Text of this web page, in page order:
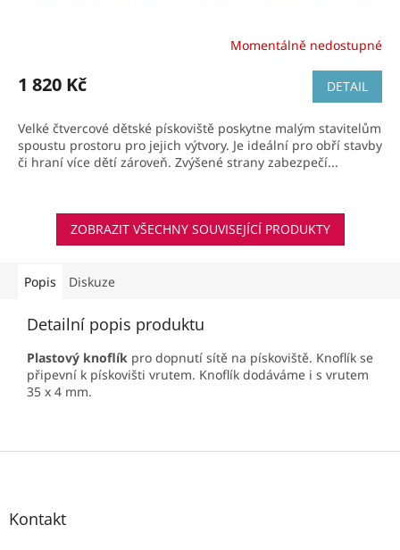
Momentálně nedostupné
1 820 Kč DETAIL
Velké čtvercové dětské pískoviště poskytne malým stavitelům
spoustu prostoru pro jejich výtvory. Je ideální pro obří stavby
či hraní více dětí zároveň. Zvýšené strany zabezpečí...
ZOBRAZIT VŠECHNY SOUVISEJÍCÍ PRODUKTY
Popis Diskuze
Detailní popis produktu
Plastový knoflík pro dopnutí sítě na pískoviště. Knoflík se
připevní k pískovišti vrutem. Knoflík dodáváme i s vrutem
35 x 4 mm.
Z
Kontakt